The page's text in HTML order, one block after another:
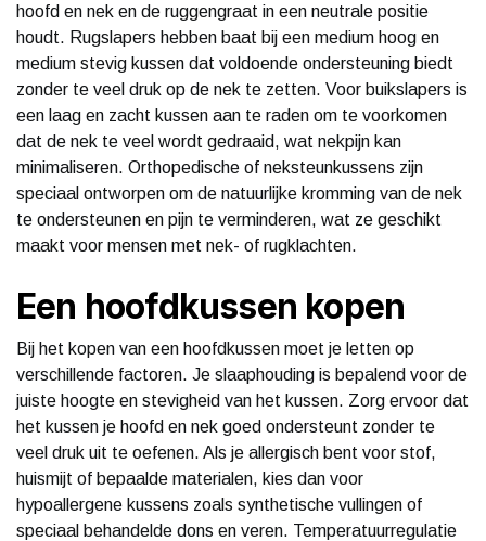
hoofd en nek en de ruggengraat in een neutrale positie
houdt. Rugslapers hebben baat bij een medium hoog en
medium stevig kussen dat voldoende ondersteuning biedt
zonder te veel druk op de nek te zetten. Voor buikslapers is
een laag en zacht kussen aan te raden om te voorkomen
dat de nek te veel wordt gedraaid, wat nekpijn kan
minimaliseren. Orthopedische of neksteunkussens zijn
speciaal ontworpen om de natuurlijke kromming van de nek
te ondersteunen en pijn te verminderen, wat ze geschikt
maakt voor mensen met nek- of rugklachten.
Een hoofdkussen kopen
Bij het kopen van een hoofdkussen moet je letten op
verschillende factoren. Je slaaphouding is bepalend voor de
juiste hoogte en stevigheid van het kussen. Zorg ervoor dat
het kussen je hoofd en nek goed ondersteunt zonder te
veel druk uit te oefenen. Als je allergisch bent voor stof,
huismijt of bepaalde materialen, kies dan voor
hypoallergene kussens zoals synthetische vullingen of
speciaal behandelde dons en veren. Temperatuurregulatie